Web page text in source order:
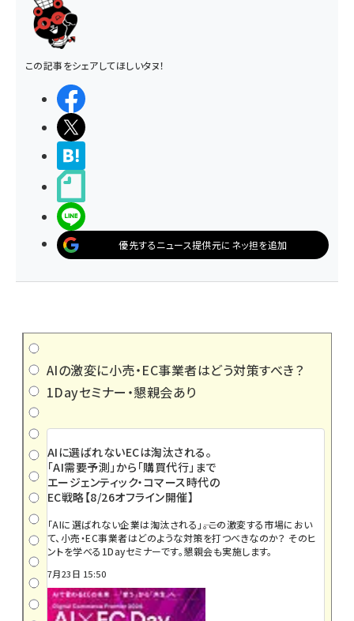
この記事をシェアしてほしいタヌ！
優先するニュース提供元にネッ担を追加
AIの激変に小売・EC事業者はどう対策すべき？
1Dayセミナー・懇親会あり
AIに選ばれないECは淘汰される。
「AI需要予測」から「購買代行」まで
エージェンティック・コマース時代の
EC戦略【8/26オフライン開催】
「AIに選ばれない企業は淘汰される」――。この激変する市場におい
て、小売・EC事業者はどのような対策を打つべきなのか？ そのヒ
ントを学べる1Dayセミナーです。懇親会も実施します。
7月23日 15:50